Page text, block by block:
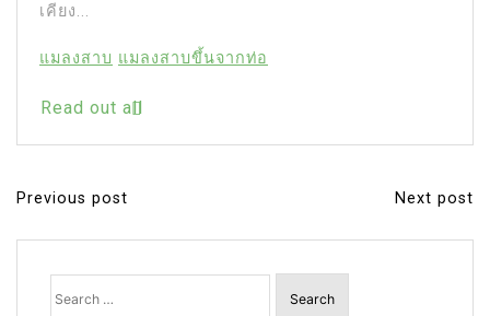
เคียง...
แมลงสาบ แมลงสาบขึ้นจากท่อ
Read out all
P
o
Previous post Next post
Search
for: